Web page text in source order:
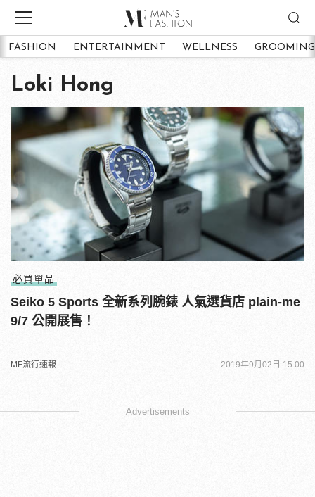
FASHION ENTERTAINMENT WELLNESS GROOMING
Loki Hong
必買單品
Seiko 5 Sports 全新系列腕錶 人氣選貨店 plain-me
9/7 公開展售！
MF流行速報 2019年9月02日 15:00
Advertisements